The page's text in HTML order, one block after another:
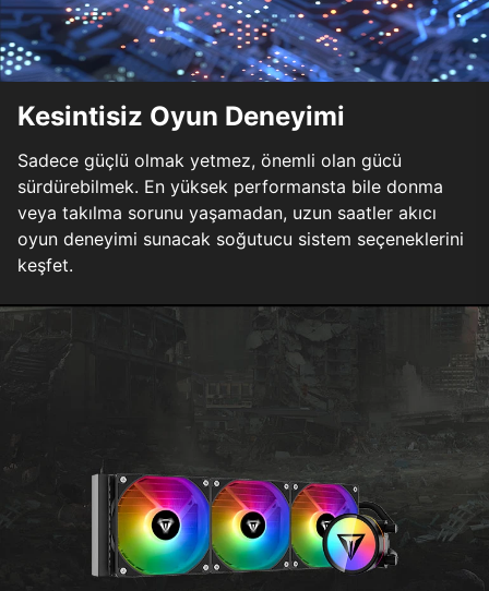
Kesintisiz Oyun Deneyimi
Sadece güçlü olmak yetmez, önemli olan gücü
sürdürebilmek. En yüksek performansta bile donma
veya takılma sorunu yaşamadan, uzun saatler akıcı
oyun deneyimi sunacak soğutucu sistem seçeneklerini
keşfet.